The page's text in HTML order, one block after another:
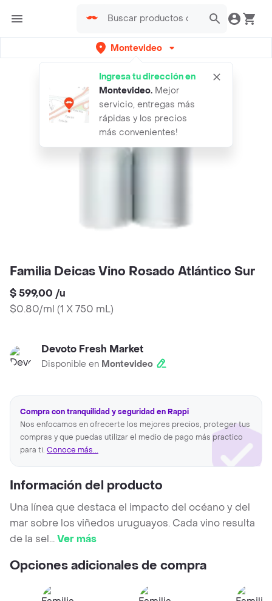
Montevideo
Ingresa tu dirección en
Montevideo. Mejor
servicio, entregas más
rápidas y los precios
más convenientes!
Familia Deicas Vino Rosado Atlántico Sur
$ 599,00 /u
$0.80/ml (1 X 750 mL)
Devoto Fresh Market
Disponible en Montevideo
Compra con tranquilidad y seguridad en Rappi
Nos enfocamos en ofrecerte los mejores precios, proteger tus
compras y que puedas utilizar el medio de pago más practico
para ti. Conoce más...
Información del producto
Una línea que destaca el impacto del océano y del
mar sobre los viñedos uruguayos. Cada vino resulta
de la sel...Ver más
Opciones adicionales de compra